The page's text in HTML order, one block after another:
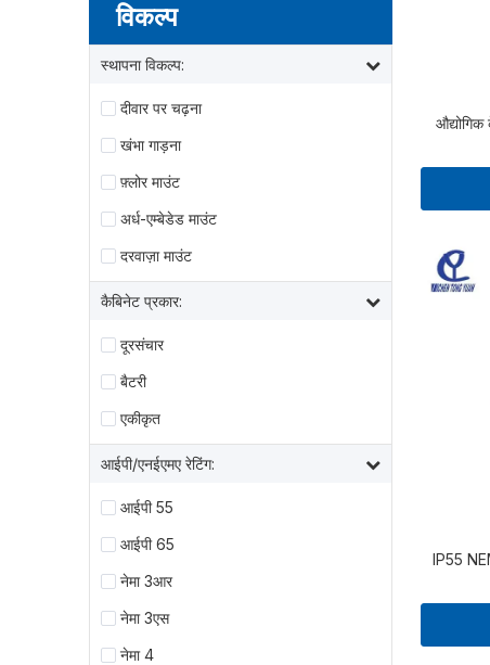
विकल्प
स्थापना विकल्प:
दीवार पर चढ़ना
खंभा गाड़ना
फ़्लोर माउंट
अर्ध-एम्बेडेड माउंट
दरवाज़ा माउंट
कैबिनेट प्रकार:
दूरसंचार
बैटरी
एकीकृत
आईपी/एनईएमए रेटिंग:
आईपी ​​55
आईपी ​​65
नेमा 3आर
नेमा 3एस
नेमा 4
IP55